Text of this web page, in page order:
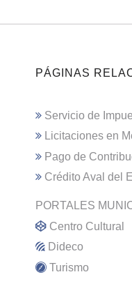
PÁGINAS
Servicio de
Licitaciones en
Pago de
Crédito Aval del
PORTALES
Centro Cultural
Dideco
Turismo